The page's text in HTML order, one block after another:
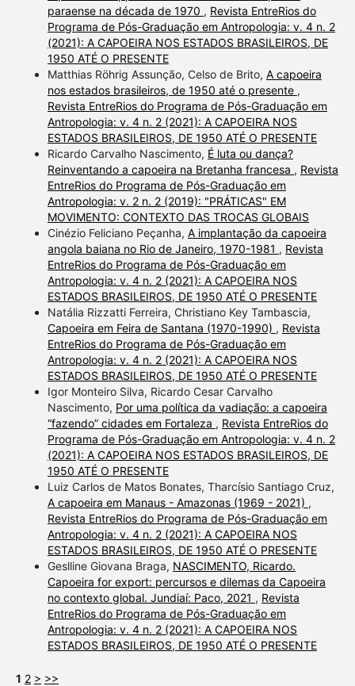
paraense na década de 1970 , Revista EntreRios do
Programa de Pós-Graduação em Antropologia: v. 4 n. 2
(2021): A CAPOEIRA NOS ESTADOS BRASILEIROS, DE
1950 ATÉ O PRESENTE
Matthias Röhrig Assunção, Celso de Brito, A capoeira
nos estados brasileiros, de 1950 até o presente ,
Revista EntreRios do Programa de Pós-Graduação em
Antropologia: v. 4 n. 2 (2021): A CAPOEIRA NOS
ESTADOS BRASILEIROS, DE 1950 ATÉ O PRESENTE
Ricardo Carvalho Nascimento, É luta ou dança?
Reinventando a capoeira na Bretanha francesa , Revista
EntreRios do Programa de Pós-Graduação em
Antropologia: v. 2 n. 2 (2019): "PRÁTICAS" EM
MOVIMENTO: CONTEXTO DAS TROCAS GLOBAIS
Cinézio Feliciano Peçanha, A implantação da capoeira
angola baiana no Rio de Janeiro, 1970-1981 , Revista
EntreRios do Programa de Pós-Graduação em
Antropologia: v. 4 n. 2 (2021): A CAPOEIRA NOS
ESTADOS BRASILEIROS, DE 1950 ATÉ O PRESENTE
Natália Rizzatti Ferreira, Christiano Key Tambascia,
Capoeira em Feira de Santana (1970-1990) , Revista
EntreRios do Programa de Pós-Graduação em
Antropologia: v. 4 n. 2 (2021): A CAPOEIRA NOS
ESTADOS BRASILEIROS, DE 1950 ATÉ O PRESENTE
Igor Monteiro Silva, Ricardo Cesar Carvalho
Nascimento, Por uma política da vadiação: a capoeira
“fazendo” cidades em Fortaleza , Revista EntreRios do
Programa de Pós-Graduação em Antropologia: v. 4 n. 2
(2021): A CAPOEIRA NOS ESTADOS BRASILEIROS, DE
1950 ATÉ O PRESENTE
Luiz Carlos de Matos Bonates, Tharcísio Santiago Cruz,
A capoeira em Manaus - Amazonas (1969 - 2021) ,
Revista EntreRios do Programa de Pós-Graduação em
Antropologia: v. 4 n. 2 (2021): A CAPOEIRA NOS
ESTADOS BRASILEIROS, DE 1950 ATÉ O PRESENTE
Geslline Giovana Braga, NASCIMENTO, Ricardo.
Capoeira for export: percursos e dilemas da Capoeira
no contexto global. Jundiaí: Paco, 2021 , Revista
EntreRios do Programa de Pós-Graduação em
Antropologia: v. 4 n. 2 (2021): A CAPOEIRA NOS
ESTADOS BRASILEIROS, DE 1950 ATÉ O PRESENTE
1 2 > >>